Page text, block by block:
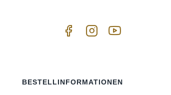
BESTELLINFORMATIONEN